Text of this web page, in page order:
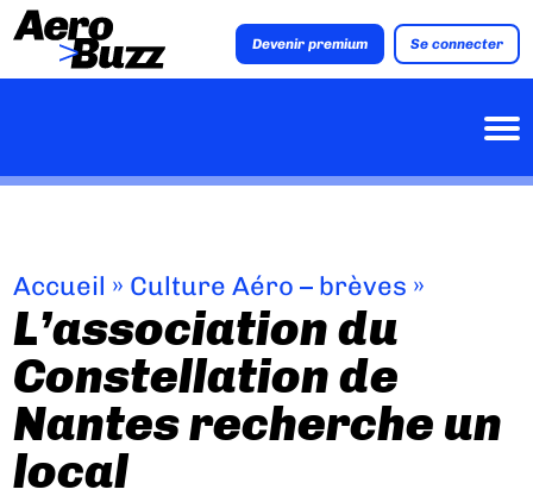
Devenir premium Se connecter
Accueil » Culture Aéro – brèves »
L’association du
Constellation de
Nantes recherche un
local